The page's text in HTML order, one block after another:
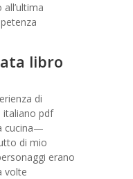
libro
di
italiano pdf
cucina—
di mio
erano
volte